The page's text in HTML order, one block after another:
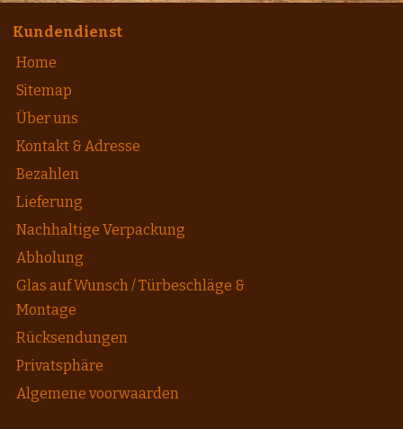
Kundendienst
Home
Sitemap
Über uns
Kontakt & Adresse
Bezahlen
Lieferung
Nachhaltige Verpackung
Abholung
Glas auf Wunsch / Türbeschläge &
Montage
Rücksendungen
Privatsphäre
Algemene voorwaarden